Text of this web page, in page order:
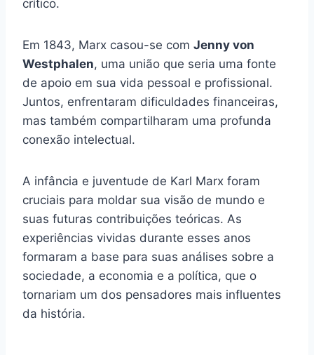
crítico.
Em 1843, Marx casou-se com Jenny von
Westphalen, uma união que seria uma fonte
de apoio em sua vida pessoal e profissional.
Juntos, enfrentaram dificuldades financeiras,
mas também compartilharam uma profunda
conexão intelectual.
A infância e juventude de Karl Marx foram
cruciais para moldar sua visão de mundo e
suas futuras contribuições teóricas. As
experiências vividas durante esses anos
formaram a base para suas análises sobre a
sociedade, a economia e a política, que o
tornariam um dos pensadores mais influentes
da história.